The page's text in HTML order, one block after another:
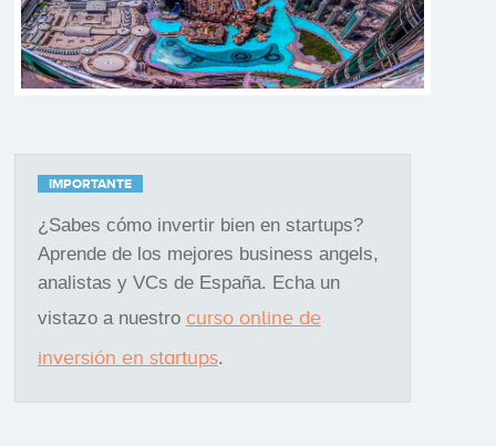
IMPORTANTE
¿Sabes cómo invertir bien en startups?
Aprende de los mejores business angels,
analistas y VCs de España. Echa un
vistazo a nuestro curso online de
inversión en startups.